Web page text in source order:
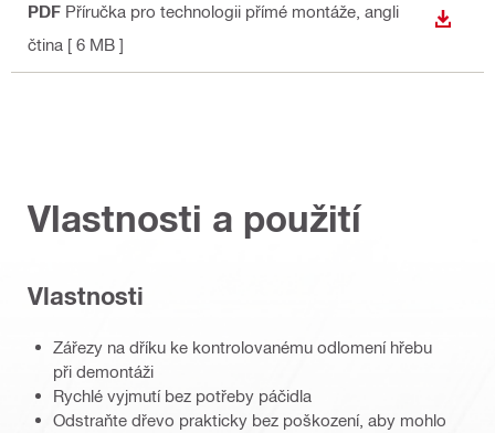
PDF Příručka pro technologii přímé montáže , angli
čtina [ 6 MB ]
Vlastnosti a použití
Vlastnosti
Zářezy na dříku ke kontrolovanému odlomení hřebu
při demontáži
Rychlé vyjmutí bez potřeby páčidla
Odstraňte dřevo prakticky bez poškození, aby mohlo